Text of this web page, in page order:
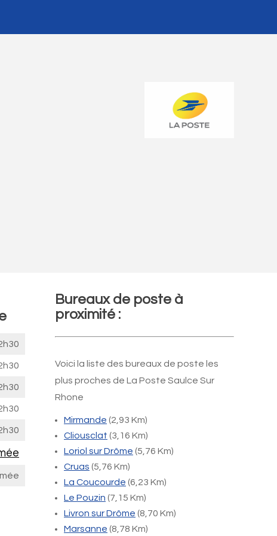
Bureaux de poste à
proximité :
Voici la liste des bureaux de poste les
plus proches de La Poste Saulce Sur
Rhone
Mirmande (2,93 Km)
Cliousclat (3,16 Km)
Loriol sur Drôme (5,76 Km)
Cruas (5,76 Km)
La Coucourde (6,23 Km)
Le Pouzin (7,15 Km)
Livron sur Drôme (8,70 Km)
Marsanne (8,78 Km)